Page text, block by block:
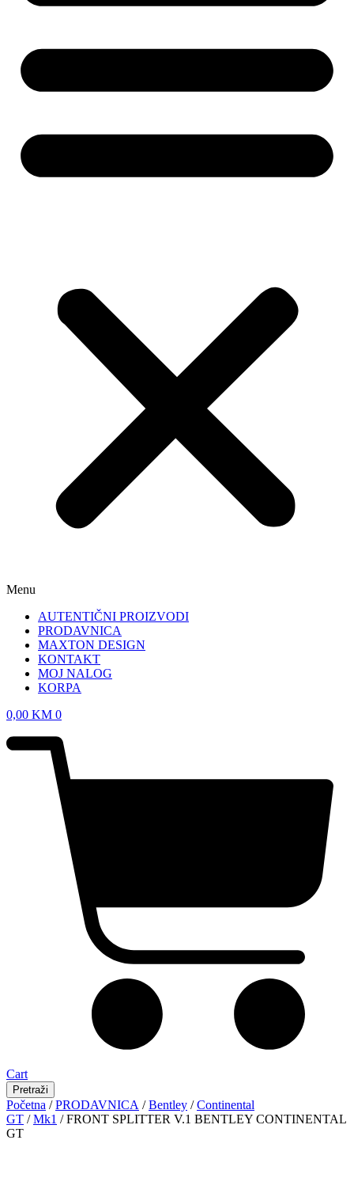
Menu
AUTENTIČNI PROIZVODI
PRODAVNICA
MAXTON DESIGN
KONTAKT
MOJ NALOG
KORPA
0,00 KM 0
Cart
Pretraži
Početna /PRODAVNICA /Bentley /Continental
GT /Mk1 / FRONT SPLITTER V.1 BENTLEY CONTINENTAL
GT